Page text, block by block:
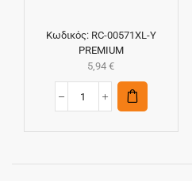
Κωδικός: RC-00571XL-Y
PREMIUM
5,94€